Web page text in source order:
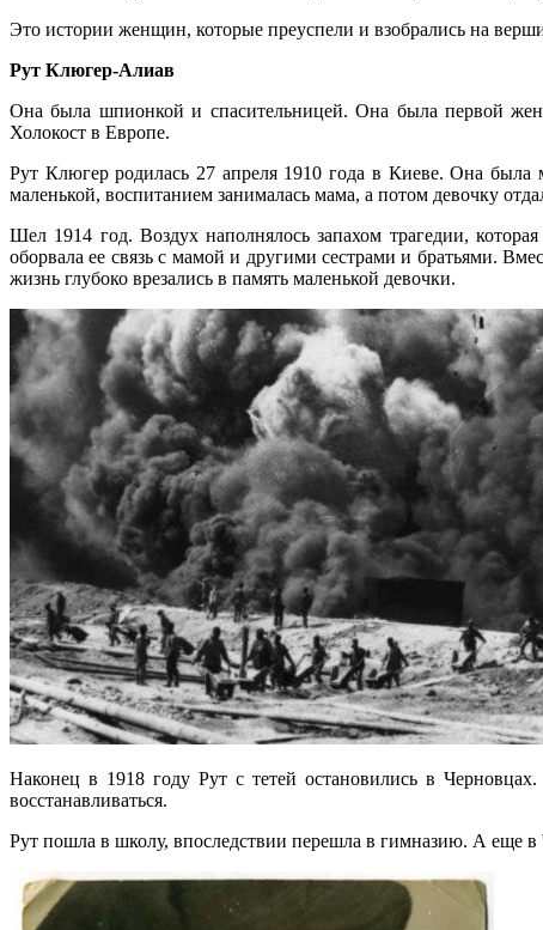
Это истории женщин, которые преуспели и взобрались на
Рут Клюгер-Алиав
Она была шпионкой и спасительницей. Она была первой
Холокост в Европе.
Рут Клюгер родилась 27 апреля 1910 года в Киеве. Она была
маленькой, воспитанием занималась мама, а потом девочку
Шел 1914 год. Воздух наполнялось запахом трагедии,
оборвала ее связь с мамой и другими сестрами и братьями.
жизнь глубоко врезались в память маленькой девочки.
Наконец в 1918 году Рут с тетей остановились в
восстанавливаться.
Рут пошла в школу, впоследствии перешла в гимназию. А еще